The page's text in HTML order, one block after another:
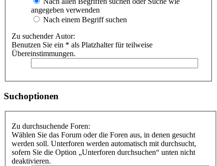
angegeben verwenden
Nach einem Begriff suchen
Zu suchender Autor:
Benutzen Sie ein * als Platzhalter für teilweise
Übereinstimmungen.
Suchoptionen
Zu durchsuchende Foren:
Wählen Sie das Forum oder die Foren aus, in denen gesucht
werden soll. Unterforen werden automatisch mit durchsucht,
sofern Sie die Option „Unterforen durchsuchen“ unten nicht
deaktivieren.